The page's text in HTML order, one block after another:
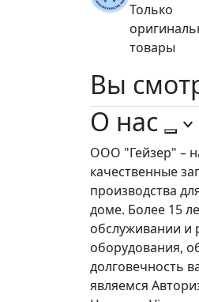
Только
товары
Вы
О нас
ООО "Гейзер" –
качественные
производства
доме. Более 15
обслуживании и
оборудования,
долговечность
являемся